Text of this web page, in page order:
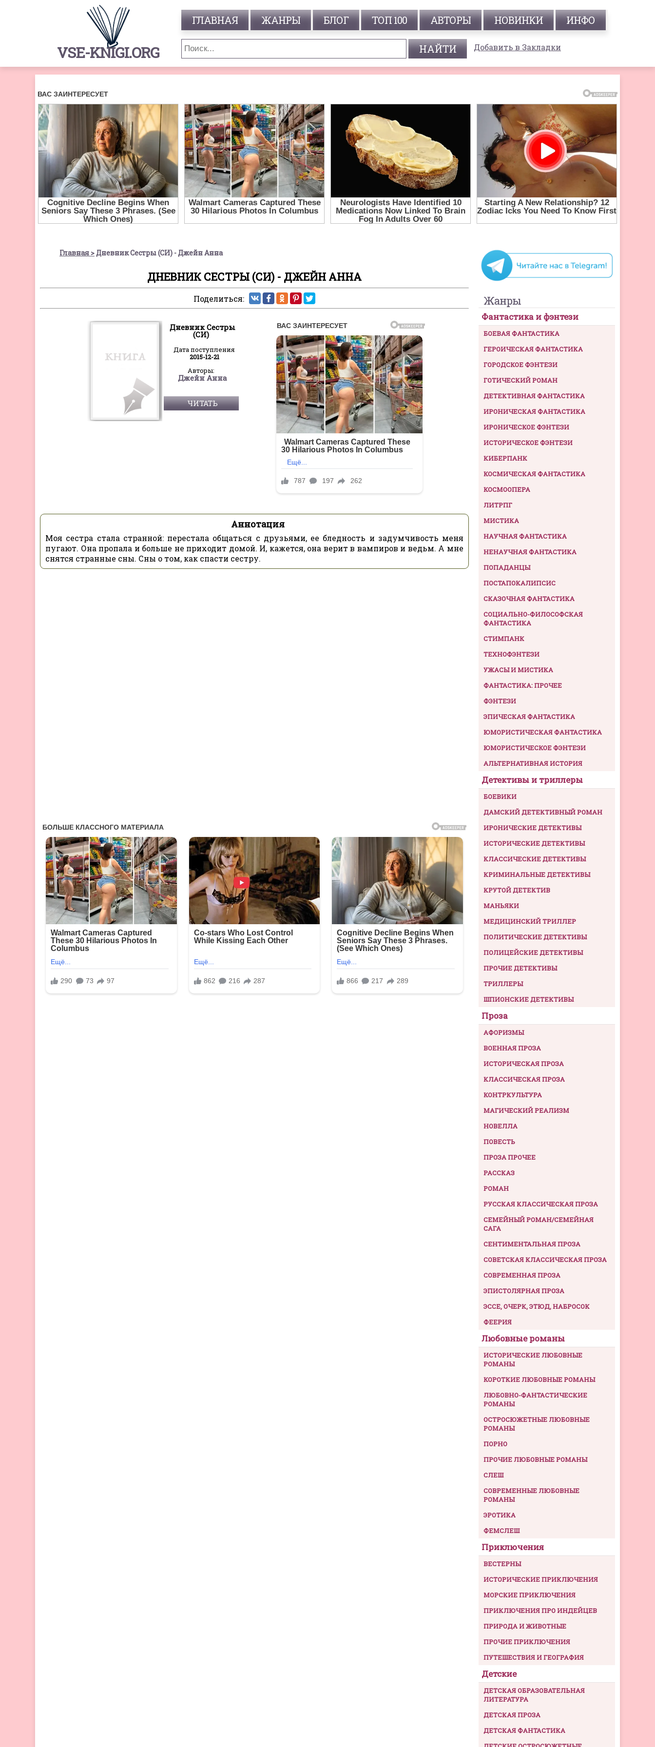
VSE-KNIGI.ORG
ГЛАВНАЯ ЖАНРЫ БЛОГ ТОП 100 АВТОРЫ НОВИНКИ ИНФО
Добавить в Закладки
Главная Дневник Сестры (СИ) - Джейн Анна
ДНЕВНИК СЕСТРЫ (СИ) - ДЖЕЙН АННА
Поделиться:
Дневник Сестры
(СИ)
Дата поступления
2015-12-21
Авторы:
Джейн Анна
ЧИТАТЬ
Аннотация
Моя сестра стала странной: перестала общаться с друзьями, ее бледность и задумчивость меня
пугают. Она пропала и больше не приходит домой. И, кажется, она верит в вампиров и ведьм. А мне
снятся странные сны. Сны о том, как спасти сестру.
Жанры
Фантастика и фэнтези
БОЕВАЯ ФАНТАСТИКА
ГЕРОИЧЕСКАЯ ФАНТАСТИКА
ГОРОДСКОЕ ФЭНТЕЗИ
ГОТИЧЕСКИЙ РОМАН
ДЕТЕКТИВНАЯ ФАНТАСТИКА
ИРОНИЧЕСКАЯ ФАНТАСТИКА
ИРОНИЧЕСКОЕ ФЭНТЕЗИ
ИСТОРИЧЕСКОЕ ФЭНТЕЗИ
КИБЕРПАНК
КОСМИЧЕСКАЯ ФАНТАСТИКА
КОСМООПЕРА
ЛИТРПГ
МИСТИКА
НАУЧНАЯ ФАНТАСТИКА
НЕНАУЧНАЯ ФАНТАСТИКА
ПОПАДАНЦЫ
ПОСТАПОКАЛИПСИС
СКАЗОЧНАЯ ФАНТАСТИКА
СОЦИАЛЬНО-ФИЛОСОФСКАЯ
ФАНТАСТИКА
СТИМПАНК
ТЕХНОФЭНТЕЗИ
УЖАСЫ И МИСТИКА
ФАНТАСТИКА: ПРОЧЕЕ
ФЭНТЕЗИ
ЭПИЧЕСКАЯ ФАНТАСТИКА
ЮМОРИСТИЧЕСКАЯ ФАНТАСТИКА
ЮМОРИСТИЧЕСКОЕ ФЭНТЕЗИ
АЛЬТЕРНАТИВНАЯ ИСТОРИЯ
Детективы и триллеры
БОЕВИКИ
ДАМСКИЙ ДЕТЕКТИВНЫЙ РОМАН
ИРОНИЧЕСКИЕ ДЕТЕКТИВЫ
ИСТОРИЧЕСКИЕ ДЕТЕКТИВЫ
КЛАССИЧЕСКИЕ ДЕТЕКТИВЫ
КРИМИНАЛЬНЫЕ ДЕТЕКТИВЫ
КРУТОЙ ДЕТЕКТИВ
МАНЬЯКИ
МЕДИЦИНСКИЙ ТРИЛЛЕР
ПОЛИТИЧЕСКИЕ ДЕТЕКТИВЫ
ПОЛИЦЕЙСКИЕ ДЕТЕКТИВЫ
ПРОЧИЕ ДЕТЕКТИВЫ
ТРИЛЛЕРЫ
ШПИОНСКИЕ ДЕТЕКТИВЫ
Проза
АФОРИЗМЫ
ВОЕННАЯ ПРОЗА
ИСТОРИЧЕСКАЯ ПРОЗА
КЛАССИЧЕСКАЯ ПРОЗА
КОНТРКУЛЬТУРА
МАГИЧЕСКИЙ РЕАЛИЗМ
НОВЕЛЛА
ПОВЕСТЬ
ПРОЗА ПРОЧЕЕ
РАССКАЗ
РОМАН
РУССКАЯ КЛАССИЧЕСКАЯ ПРОЗА
СЕМЕЙНЫЙ РОМАН/СЕМЕЙНАЯ
САГА
СЕНТИМЕНТАЛЬНАЯ ПРОЗА
СОВЕТСКАЯ КЛАССИЧЕСКАЯ ПРОЗА
СОВРЕМЕННАЯ ПРОЗА
ЭПИСТОЛЯРНАЯ ПРОЗА
ЭССЕ, ОЧЕРК, ЭТЮД, НАБРОСОК
ФЕЕРИЯ
Любовные романы
ИСТОРИЧЕСКИЕ ЛЮБОВНЫЕ
РОМАНЫ
КОРОТКИЕ ЛЮБОВНЫЕ РОМАНЫ
ЛЮБОВНО-ФАНТАСТИЧЕСКИЕ
РОМАНЫ
ОСТРОСЮЖЕТНЫЕ ЛЮБОВНЫЕ
РОМАНЫ
ПОРНО
ПРОЧИЕ ЛЮБОВНЫЕ РОМАНЫ
СЛЕШ
СОВРЕМЕННЫЕ ЛЮБОВНЫЕ
РОМАНЫ
ЭРОТИКА
ФЕМСЛЕШ
Приключения
ВЕСТЕРНЫ
ИСТОРИЧЕСКИЕ ПРИКЛЮЧЕНИЯ
МОРСКИЕ ПРИКЛЮЧЕНИЯ
ПРИКЛЮЧЕНИЯ ПРО ИНДЕЙЦЕВ
ПРИРОДА И ЖИВОТНЫЕ
ПРОЧИЕ ПРИКЛЮЧЕНИЯ
ПУТЕШЕСТВИЯ И ГЕОГРАФИЯ
Детские
ДЕТСКАЯ ОБРАЗОВАТЕЛЬНАЯ
ЛИТЕРАТУРА
ДЕТСКАЯ ПРОЗА
ДЕТСКАЯ ФАНТАСТИКА